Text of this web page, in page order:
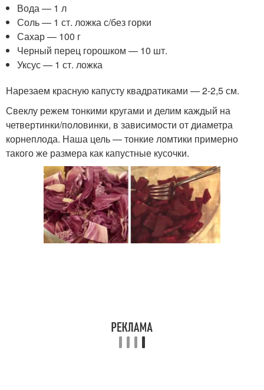
Вода — 1 л
Соль — 1 ст. ложка с/без горки
Сахар — 100 г
Черный перец горошком — 10 шт.
Уксус — 1 ст. ложка
Нарезаем красную капусту квадратиками — 2-2,5 см.
Свеклу режем тонкими кругами и делим каждый на
четвертинки/половинки, в зависимости от диаметра
корнеплода. Наша цель — тонкие ломтики примерно
такого же размера как капустные кусочки.